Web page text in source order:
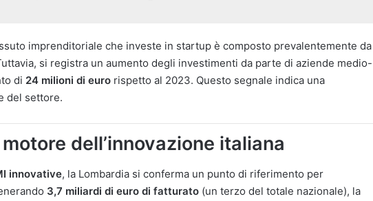
imprenditoriale che investe in startup è composto prevalentemente da
si registra un aumento degli investimenti da parte di aziende medio-
di 24 milioni di euro rispetto al 2023. Questo segnale indica una
del settore​.
dell’innovazione italiana
innovative, la Lombardia si conferma un punto di riferimento per
3,7 miliardi di euro di fatturato (un terzo del totale nazionale), la